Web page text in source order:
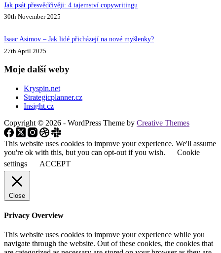
Jak psát přesvědčivěji: 4 tajemství copywritingu
30th November 2025
Isaac Asimov – Jak lidé přicházejí na nové myšlenky?
27th April 2025
Moje další weby
Kryspin.net
Strategicplanner.cz
Insight.cz
Copyright © 2026 - WordPress Theme by Creative Themes
This website uses cookies to improve your experience. We'll assume
you're ok with this, but you can opt-out if you wish.
Cookie
settings
ACCEPT
Close
Privacy Overview
This website uses cookies to improve your experience while you
navigate through the website. Out of these cookies, the cookies that